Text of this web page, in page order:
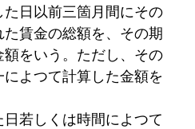
日以前三箇月間にその
賃金の総額を、その期
をいう。ただし、その
よつて計算した金額を
若しくは時間によつて